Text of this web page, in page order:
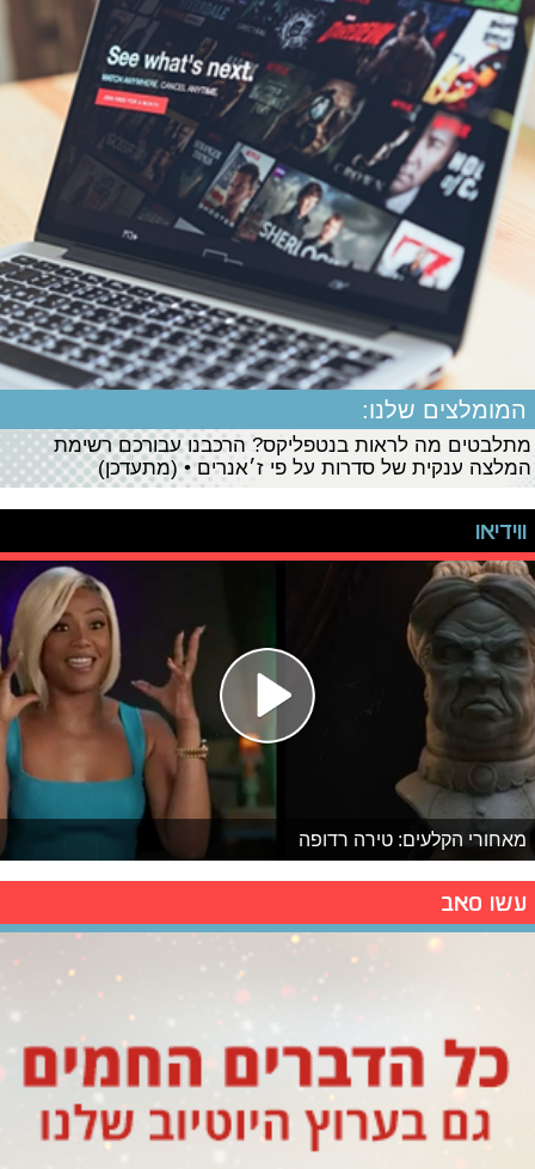
המומלצים שלנו:
מתלבטים מה לראות בנטפליקס? הרכבנו עבורכם רשימת
המלצה ענקית של סדרות על פי ז׳אנרים • (מתעדכן)
ווידיאו
מאחורי הקלעים: טירה רדופה
עשו סאב